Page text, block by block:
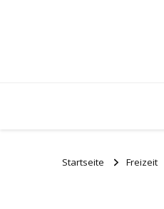
Startseite Freizeit